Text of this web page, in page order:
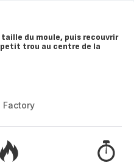
du moule, puis recouvrir
petit trou au centre de la
Factory